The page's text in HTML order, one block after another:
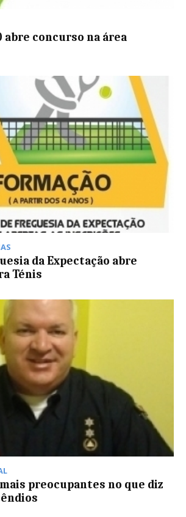
concurso na área
da Expectação abre
Ténis
preocupantes no que diz